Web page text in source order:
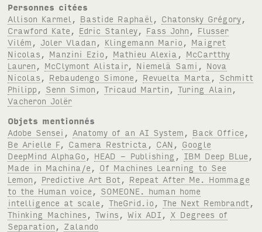
Personnes citées
Allison Karmel
Bastide Raphaël Chatonsky Grégory
Crawford Kate
Edric Stanley Fass John
Flusser
Vilém
Joler Vladan Klingemann Mario
Maigret
Nicolas
Manzini Ezio Mathieu Alexia
McCartthy
Lauren
McClymont Alistair, Niemelä Sami
Nova
Nicolas
Rebaudengo Simone Revuelta Marta
Schmitt
Philipp
Senn Simon ,Tricaud Martin ,Turing Alain
Vacheron Jolër
Objets mentionnés
Adobe Sensei
Anatomy of an AI System Back Office
Be Arielle F, Camera Restricta CAN
Google
DeepMind AlphaGo
HEAD - Publishing IBM Deep BLue
Made in Machina/e
Of Machines Learning to See
Lemon
Predictive Art Bot
Repeat After Me. Hommage
to the Human voice
SOMEONE. human home
intelligence at scale ,TheGrid.io ,The Next Rembrandt
Thinking Machines ,Twins ,Wix ADI
X Degrees of
Separation
Zalando